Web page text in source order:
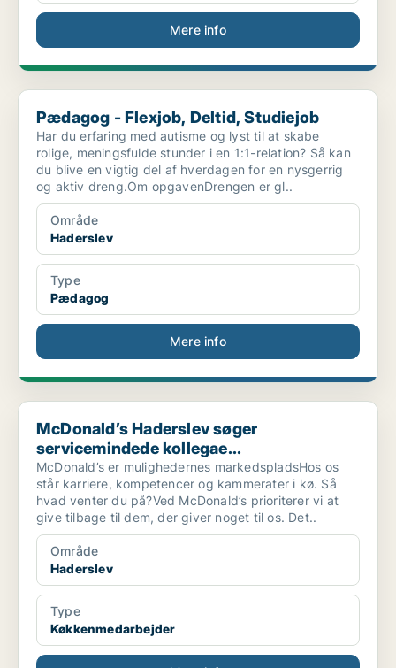
Mere info
Pædagog - Flexjob, Deltid, Studiejob
Pædagog - Flexjob, Deltid, Studiejob
Har du erfaring med autisme og lyst til at skabe
rolige, meningsfulde stunder i en 1:1-relation? Så kan
du blive en vigtig del af hverdagen for en nysgerrig
og aktiv dreng.Om opgavenDrengen er gl..
Område
Haderslev
Type
Pædagog
Mere info
McDonald’s Haderslev søger servicemindede kollegae...
McDonald’s Haderslev søger
servicemindede kollegae...
McDonald’s er mulighedernes markedspladsHos os
står karriere, kompetencer og kammerater i kø. Så
hvad venter du på?Ved McDonald’s prioriterer vi at
give tilbage til dem, der giver noget til os. Det..
Område
Haderslev
Type
Køkkenmedarbejder